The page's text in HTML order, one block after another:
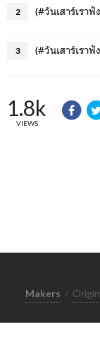
2
3
1.8k
VIEWS
Makers /